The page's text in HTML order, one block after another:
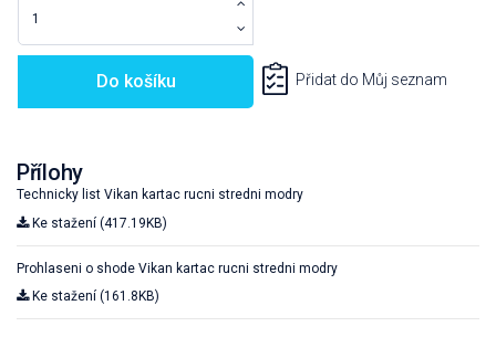
Do košíku Přidat do Můj seznam
Přílohy
Technicky list Vikan kartac rucni stredni modry
Ke stažení (417.19KB)
Prohlaseni o shode Vikan kartac rucni stredni modry
Ke stažení (161.8KB)